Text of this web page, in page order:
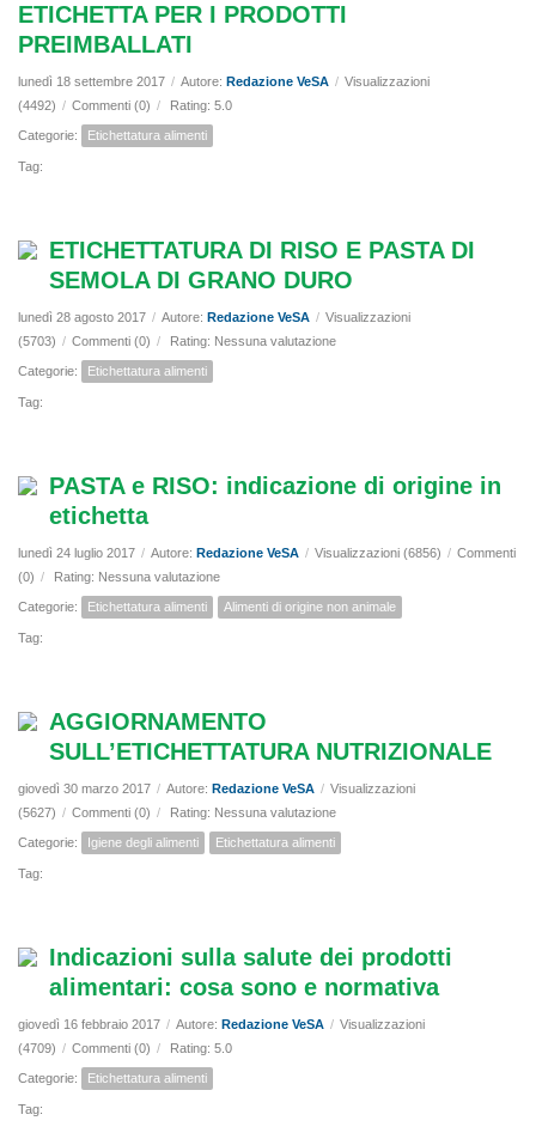
ETICHETTA PER I PRODOTTI
PREIMBALLATI
lunedì 18 settembre 2017 / Autore: Redazione VeSA / Visualizzazioni
(4492) / Commenti (0) / Rating: 5.0
Categorie: Etichettatura alimenti
Tag:
ETICHETTATURA DI RISO E PASTA DI
SEMOLA DI GRANO DURO
lunedì 28 agosto 2017 / Autore: Redazione VeSA / Visualizzazioni
(5703) / Commenti (0) / Rating: Nessuna valutazione
Categorie: Etichettatura alimenti
Tag:
PASTA e RISO: indicazione di origine in
etichetta
lunedì 24 luglio 2017 / Autore: Redazione VeSA / Visualizzazioni (6856) / Commenti
(0) / Rating: Nessuna valutazione
Categorie: Etichettatura alimenti Alimenti di origine non animale
Tag:
AGGIORNAMENTO
SULL’ETICHETTATURA NUTRIZIONALE
giovedì 30 marzo 2017 / Autore: Redazione VeSA / Visualizzazioni
(5627) / Commenti (0) / Rating: Nessuna valutazione
Categorie: Igiene degli alimenti Etichettatura alimenti
Tag:
Indicazioni sulla salute dei prodotti
alimentari: cosa sono e normativa
giovedì 16 febbraio 2017 / Autore: Redazione VeSA / Visualizzazioni
(4709) / Commenti (0) / Rating: 5.0
Categorie: Etichettatura alimenti
Tag: